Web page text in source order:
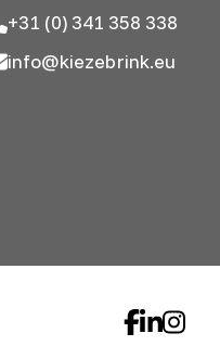
+31 (0) 341 358 338
info@kiezebrink.eu